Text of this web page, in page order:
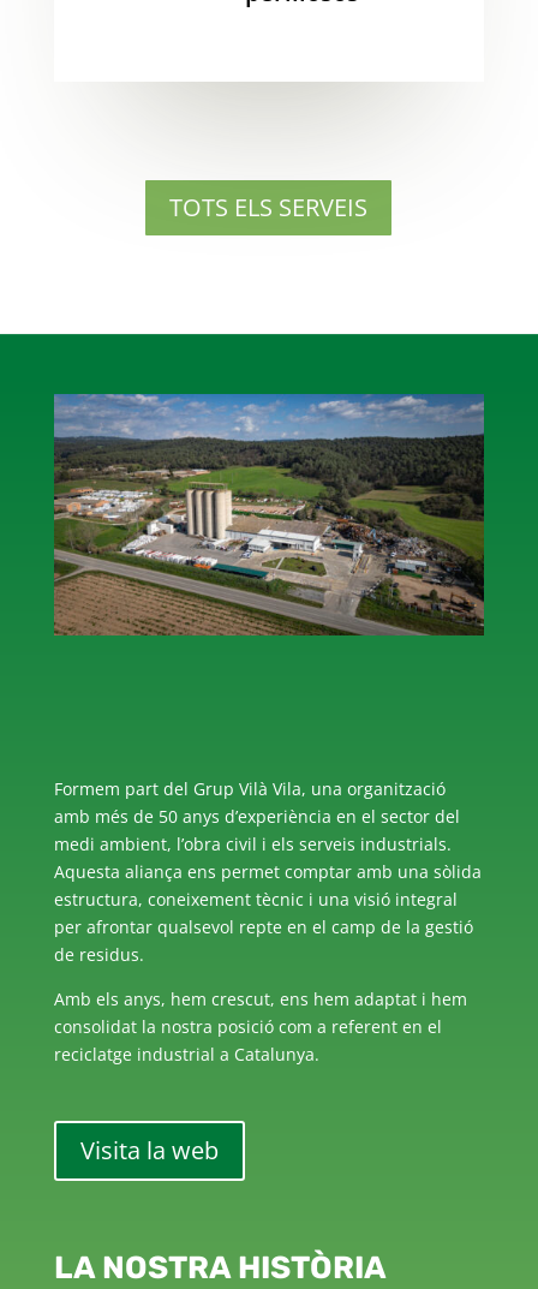
TOTS ELS SERVEIS
Formem part del Grup Vilà Vila, una organització
amb més de 50 anys d’experiència en el sector del
medi ambient, l’obra civil i els serveis industrials.
Aquesta aliança ens permet comptar amb una sòlida
estructura, coneixement tècnic i una visió integral
per afrontar qualsevol repte en el camp de la gestió
de residus.
Amb els anys, hem crescut, ens hem adaptat i hem
consolidat la nostra posició com a referent en el
reciclatge industrial a Catalunya.
Visita la web
LA NOSTRA HISTÒRIA